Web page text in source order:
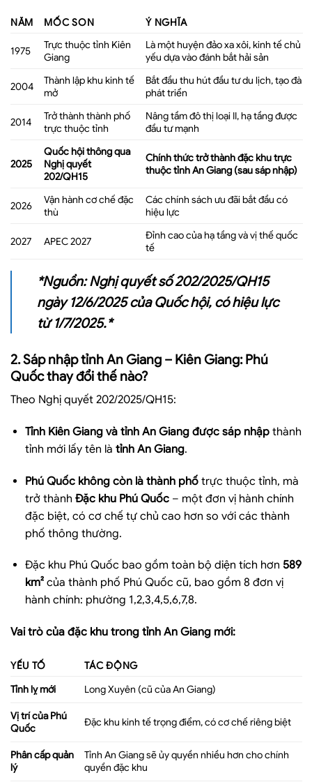
NĂM MỐC SON Ý NGHĨA
1975
Trực thuộc tỉnh Kiên
Giang
Là một huyện đảo xa xôi, kinh tế chủ
yếu dựa vào đánh bắt hải sản
2004
Thành lập khu kinh tế
mở
Bắt đầu thu hút đầu tư du lịch, tạo đà
phát triển
2014
Trở thành thành phố
trực thuộc tỉnh
Nâng tầm đô thị loại II, hạ tầng được
đầu tư mạnh
2025
Quốc hội thông qua
Nghị quyết
202/QH15
Chính thức trở thành đặc khu trực
thuộc tỉnh An Giang (sau sáp nhập)
2026
Vận hành cơ chế đặc
thù
Các chính sách ưu đãi bắt đầu có
hiệu lực
2027 APEC 2027
Đỉnh cao của hạ tầng và vị thế quốc
tế
*Nguồn: Nghị quyết số 202/2025/QH15
ngày 12/6/2025 của Quốc hội, có hiệu lực
từ 1/7/2025.*
2. Sáp nhập tỉnh An Giang – Kiên Giang: Phú
Quốc thay đổi thế nào?
Theo Nghị quyết 202/2025/QH15:
Tỉnh Kiên Giang và tỉnh An Giang được sáp nhậpthành
tỉnh mới lấy tên là tỉnh An Giang.
Phú Quốc không còn là thành phốtrực thuộc tỉnh, mà
trở thành Đặc khu Phú Quốc– một đơn vị hành chính
đặc biệt, có cơ chế tự chủ cao hơn so với các thành
phố thông thường.
Đặc khu Phú Quốc bao gồm toàn bộ diện tích hơn 589
km²của thành phố Phú Quốc cũ, bao gồm 8 đơn vị
hành chính: phường 1,2,3,4,5,6,7,8.
Vai trò của đặc khu trong tỉnh An Giang mới:
YẾU TỐ
TÁC ĐỘNG
Tỉnh lỵ mới
Long Xuyên (cũ của An Giang)
Vị trí của Phú
Quốc
Đặc khu kinh tế trọng điểm, có cơ chế riêng biệt
Phân cấp quản
lý
Tỉnh An Giang sẽ ủy quyền nhiều hơn cho chính
quyền đặc khu